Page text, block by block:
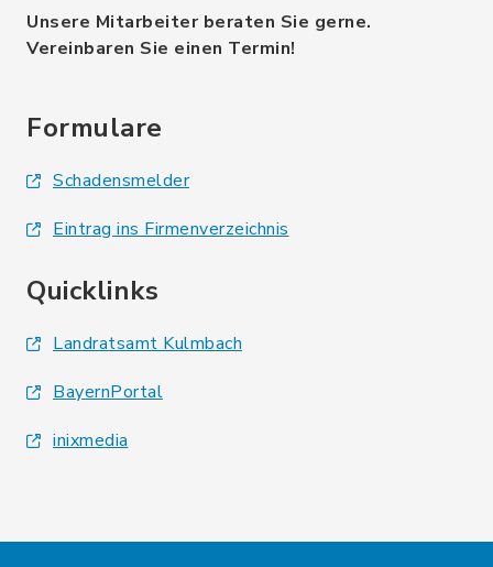
Unsere Mitarbeiter beraten Sie gerne.
Vereinbaren Sie einen Termin!
Formulare
Schadensmelder
Eintrag ins Firmenverzeichnis
Quicklinks
Landratsamt Kulmbach
BayernPortal
inixmedia